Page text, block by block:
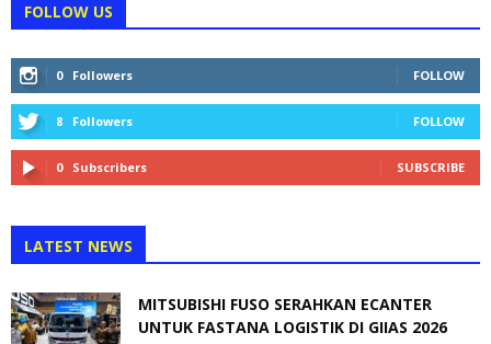
FOLLOW US
0 Followers FOLLOW
8 Followers FOLLOW
0 Subscribers SUBSCRIBE
LATEST NEWS
MITSUBISHI FUSO SERAHKAN ECANTER
UNTUK FASTANA LOGISTIK DI GIIAS 2026